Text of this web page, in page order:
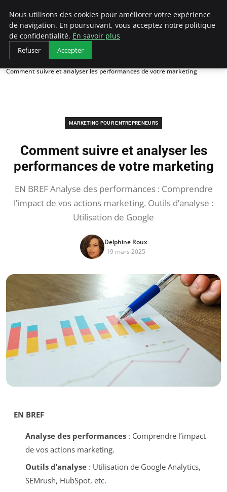
LECFCM
Accueil
Marketing pour entrepreneurs
Comment suivre et analyser les performances de votre marketing
MARKETING POUR ENTREPRENEURS
Comment suivre et analyser les
performances de votre marketing
EN BREF Analyse des performances : Comprendre
l’impact de vos actions marketing. Outils d’analyse :
Utilisation de Google
Delphine Roux
19 mars 2025
EN BREF
Analyse des performances: Comprendre l’impact
de vos actions marketing.
Outils d’analyse: Utilisation de Google Analytics,
SEMrush, HubSpot, etc.
Nous utilisons des cookies pour améliorer votre expérience
de navigation. En poursuivant, vous acceptez notre politique
de confidentialité. En savoir plus
Refuser Accepter